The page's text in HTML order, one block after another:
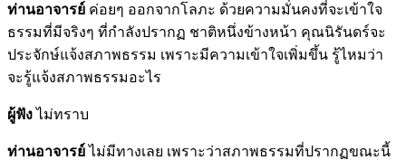
ท่านอาจารย์ ค่อยๆ ออกจากโลภะ ด้วยความมั่นคงที่จะเข้าใจ
ธรรมที่มีจริงๆ ที่กำลังปรากฏ ชาติหนึ่งข้างหน้า คุณนิรันดร์จะ
ประจักษ์แจ้งสภาพธรรม เพราะมีความเข้าใจเพิ่มขึ้น รู้ไหมว่า
จะรู้แจ้งสภาพธรรมอะไร
ผู้ฟังไม่ทราบ
ท่านอาจารย์ไม่มีทางเลย เพราะว่าสภาพธรรมที่ปรากฏขณะนี้